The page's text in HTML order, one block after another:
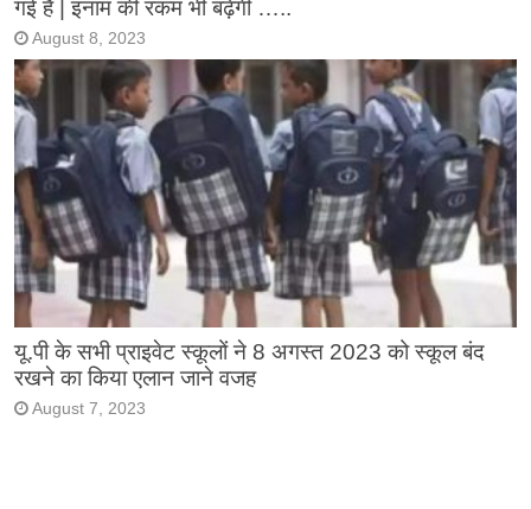
गई है | इनाम की रकम भी बढ़ेगी …..
August 8, 2023
यू.पी के सभी प्राइवेट स्कूलों ने 8 अगस्त 2023 को स्कूल बंद
रखने का किया एलान जाने वजह
August 7, 2023